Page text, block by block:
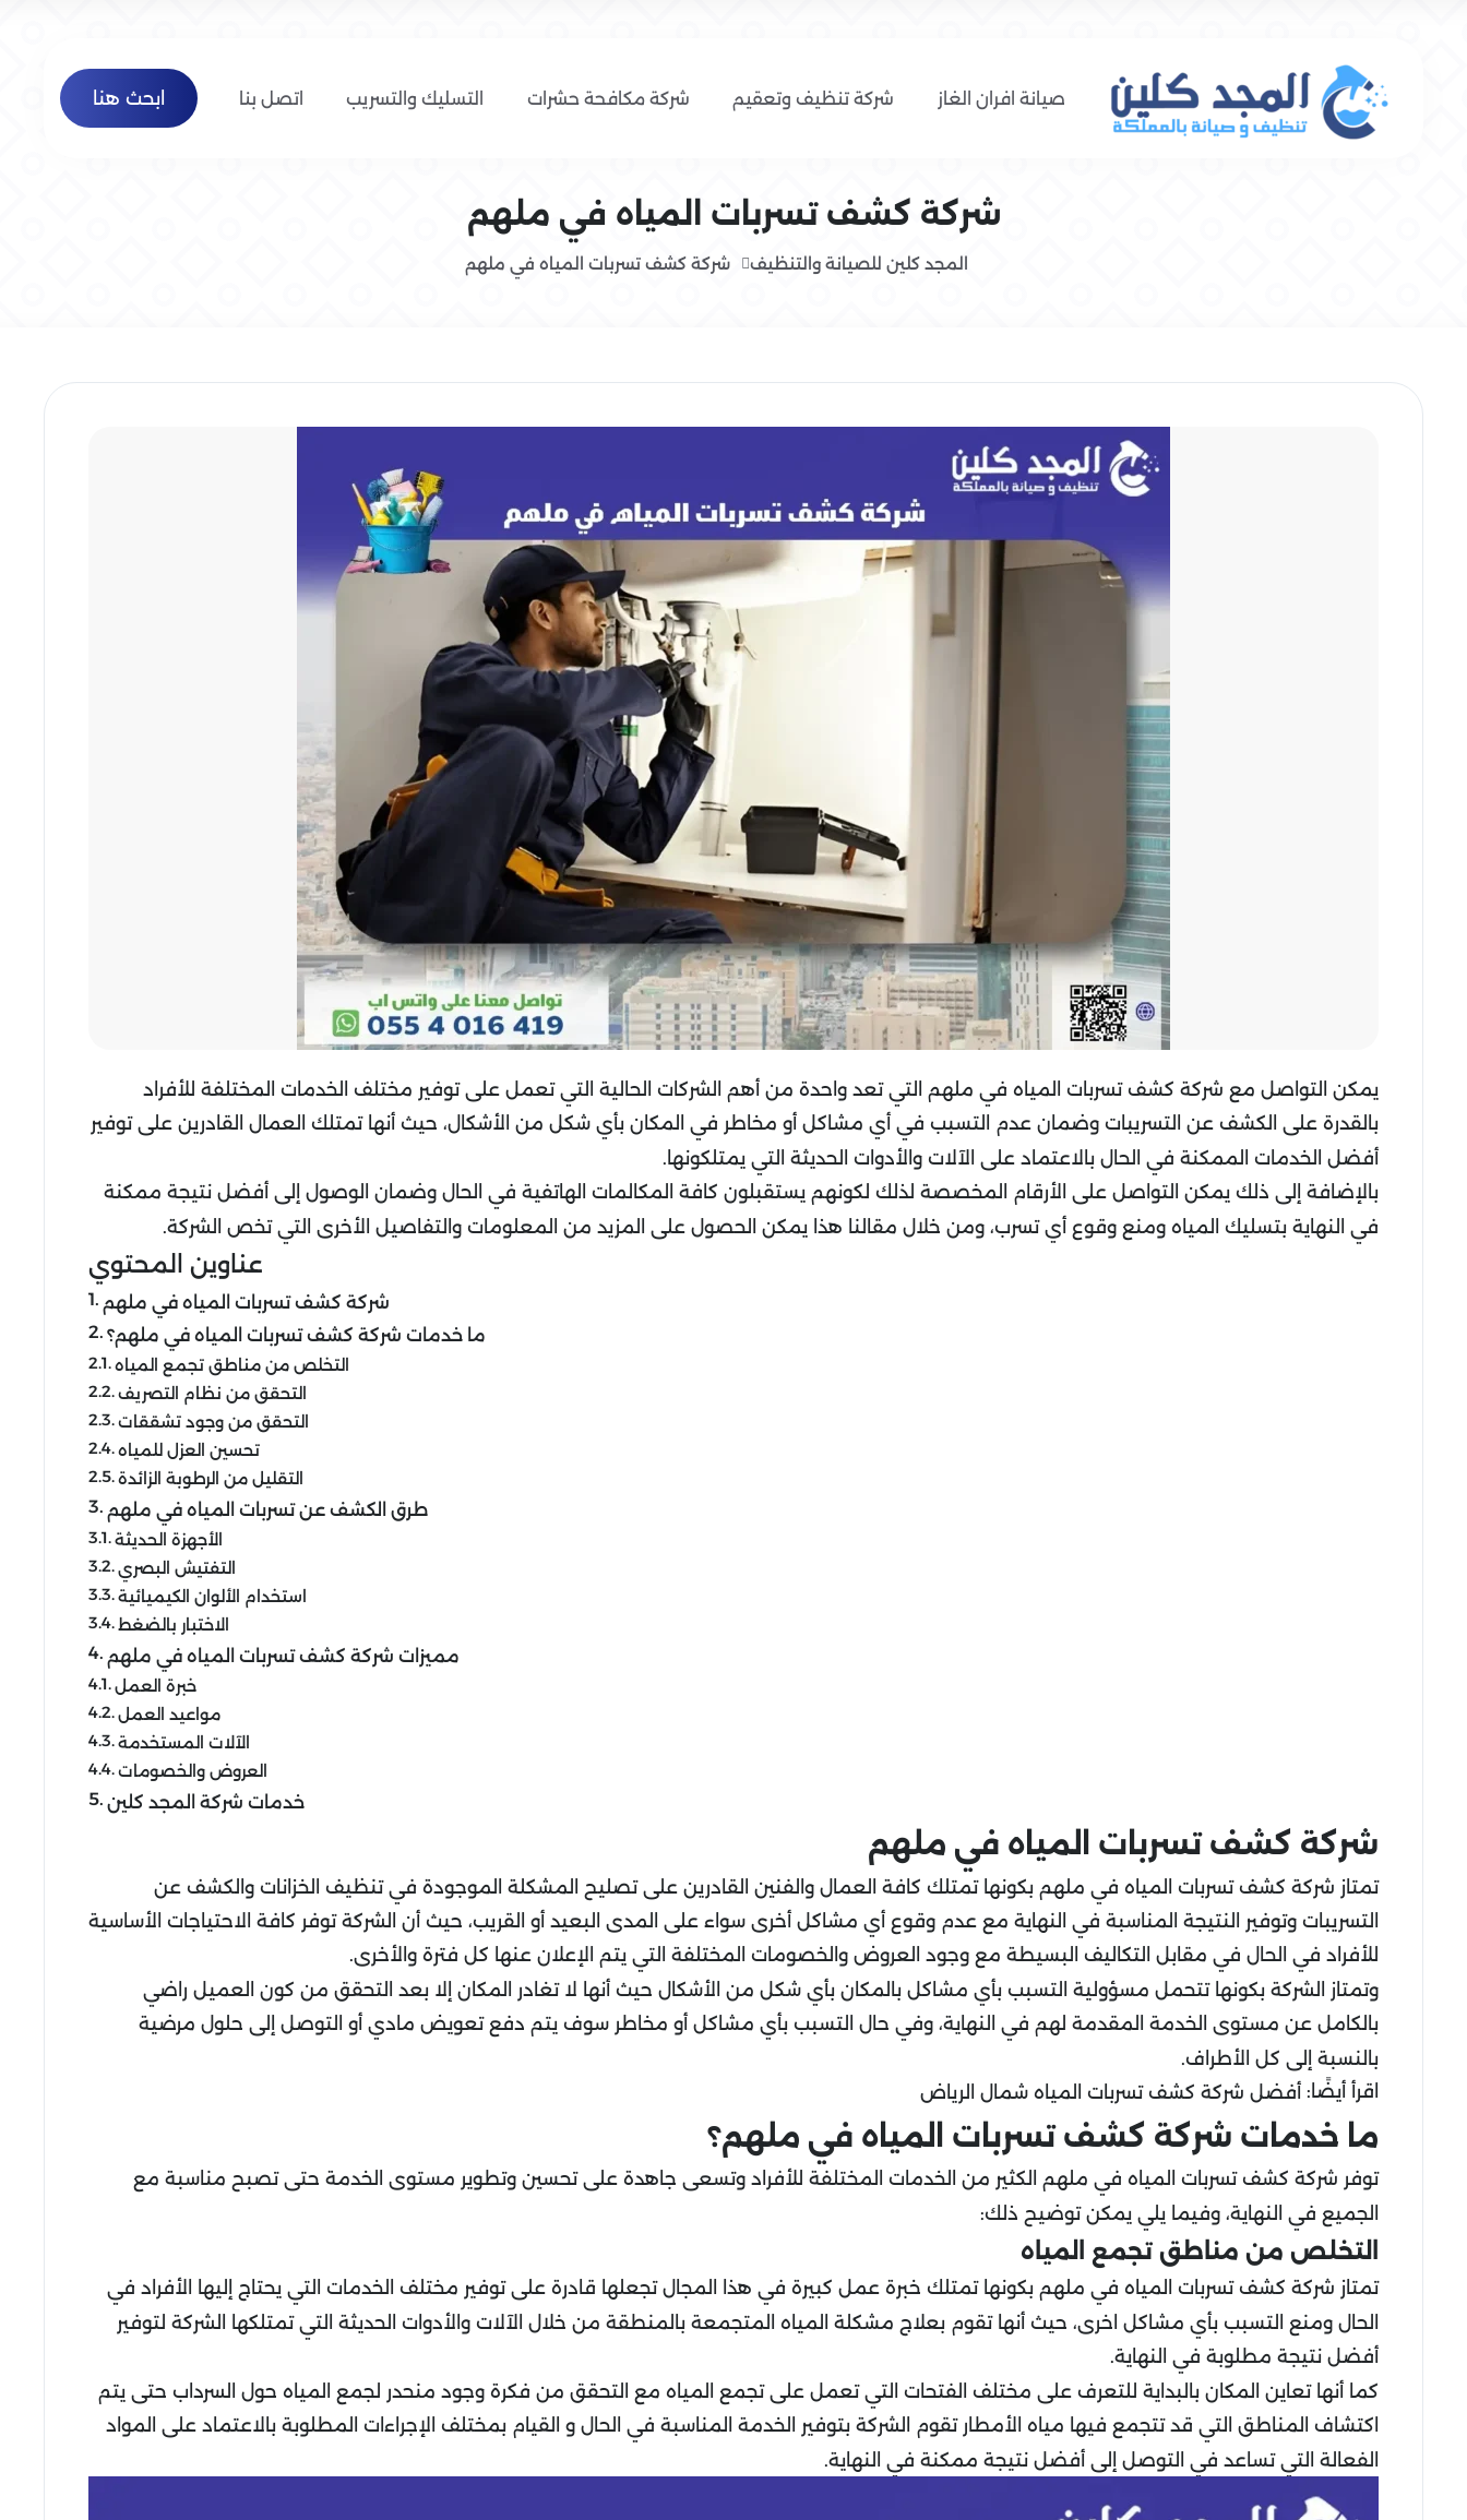
صيانة افران الغاز شركة تنظيف وتعقيم شركة مكافحة حشرات التسليك والتسريب اتصل بنا ابحث هنا
شركة كشف تسربات المياه في ملهم
المجد كلين للصيانة والتنظيف شركة كشف تسربات المياه في ملهم
يمكن التواصل مع شركة كشف تسربات المياه في ملهم التي تعد واحدة من أهم الشركات الحالية التي تعمل على توفير مختلف الخدمات المختلفة للأفراد
بالقدرة على الكشف عن التسريبات وضمان عدم التسبب في أي مشاكل أو مخاطر في المكان بأي شكل من الأشكال، حيث أنها تمتلك العمال القادرين على توفير
أفضل الخدمات الممكنة في الحال بالاعتماد على الآلات والأدوات الحديثة التي يمتلكونها.
بالإضافة إلى ذلك يمكن التواصل على الأرقام المخصصة لذلك لكونهم يستقبلون كافة المكالمات الهاتفية في الحال وضمان الوصول إلى أفضل نتيجة ممكنة
في النهاية بتسليك المياه ومنع وقوع أي تسرب، ومن خلال مقالنا هذا يمكن الحصول على المزيد من المعلومات والتفاصيل الأخرى التي تخص الشركة.
عناوين المحتوي
شركة كشف تسربات المياه في ملهم
ما خدمات شركة كشف تسربات المياه في ملهم؟
التخلص من مناطق تجمع المياه
التحقق من نظام التصريف
تحسين العزل للمياه
التقليل من الرطوبة الزائدة
طرق الكشف عن تسربات المياه في ملهم
التفتيش البصري
استخدام الألوان الكيميائية
الاختبار بالضغط
مميزات شركة كشف تسربات المياه في ملهم
خبرة العمل
مواعيد العمل
الآلات المستخدمة
العروض والخصومات
خدمات شركة المجد كلين
شركة كشف تسربات المياه في ملهم
تمتاز شركة كشف تسربات المياه في ملهم بكونها تمتلك كافة العمال والفنين القادرين على تصليح المشكلة الموجودة في تنظيف الخزانات والكشف عن
التسريبات وتوفير النتيجة المناسبة في النهاية مع عدم وقوع أي مشاكل أخرى سواء على المدى البعيد أو القريب، حيث أن الشركة توفر كافة الاحتياجات الأساسية
للأفراد في الحال في مقابل التكاليف البسيطة مع وجود العروض والخصومات المختلفة التي يتم الإعلان عنها كل فترة والأخرى.
وتمتاز الشركة بكونها تتحمل مسؤولية التسبب بأي مشاكل بالمكان بأي شكل من الأشكال حيث أنها لا تغادر المكان إلا بعد التحقق من كون العميل راضي
بالكامل عن مستوى الخدمة المقدمة لهم في النهاية، وفي حال التسبب بأي مشاكل أو مخاطر سوف يتم دفع تعويض مادي أو التوصل إلى حلول مرضية
بالنسبة إلى كل الأطراف.
اقرأ أيضًا: أفضل شركة كشف تسربات المياه شمال الرياض
ما خدمات شركة كشف تسربات المياه في ملهم؟
توفر شركة كشف تسربات المياه في ملهم الكثير من الخدمات المختلفة للأفراد وتسعى جاهدة على تحسين وتطوير مستوى الخدمة حتى تصبح مناسبة مع
الجميع في النهاية، وفيما يلي يمكن توضيح ذلك:
التخلص من مناطق تجمع المياه
تمتاز شركة كشف تسربات المياه في ملهم بكونها تمتلك خبرة عمل كبيرة في هذا المجال تجعلها قادرة على توفير مختلف الخدمات التي يحتاج إليها الأفراد في
الحال ومنع التسبب بأي مشاكل اخرى، حيث أنها تقوم بعلاج مشكلة المياه المتجمعة بالمنطقة من خلال الآلات والأدوات الحديثة التي تمتلكها الشركة لتوفير
أفضل نتيجة مطلوبة في النهاية.
كما أنها تعاين المكان بالبداية للتعرف على مختلف الفتحات التي تعمل على تجمع المياه مع التحقق من فكرة وجود منحدر لجمع المياه حول السرداب حتى يتم
اكتشاف المناطق التي قد تتجمع فيها مياه الأمطار تقوم الشركة بتوفير الخدمة المناسبة في الحال و القيام بمختلف الإجراءات المطلوبة بالاعتماد على المواد
الفعالة التي تساعد في التوصل إلى أفضل نتيجة ممكنة في النهاية.